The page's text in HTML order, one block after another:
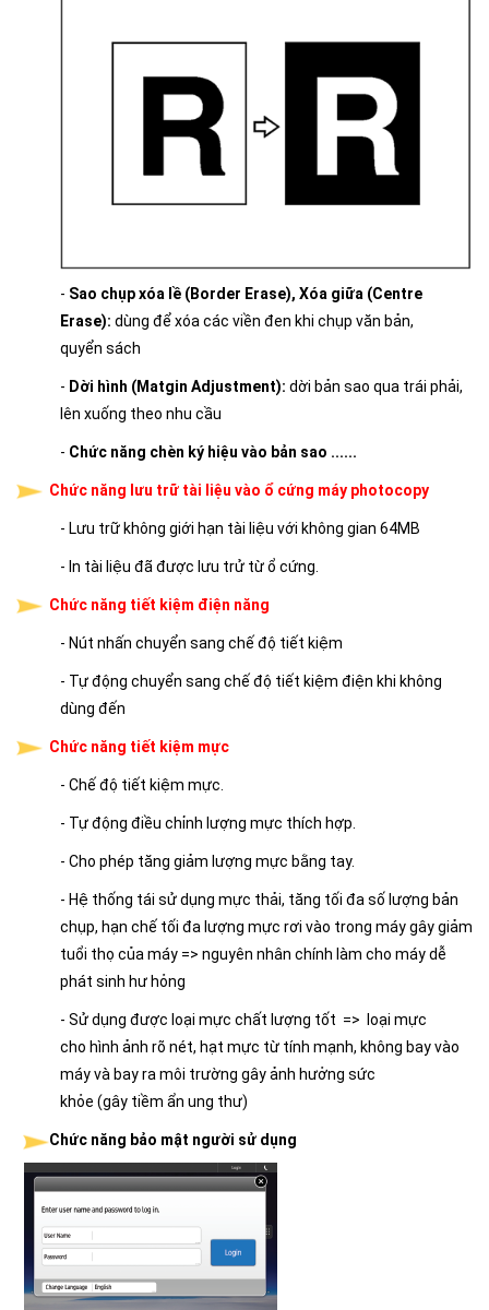
- Sao chụp xóa lề (Border Erase), Xóa giữa (Centre
Erase): dùng để xóa các viền đen khi chụp văn bản,
quyển sách
- Dời hình (Matgin Adjustment): dời bản sao qua trái phải,
lên xuống theo nhu cầu
- Chức năng chèn ký hiệu vào bản sao ......
Chức năng lưu trữ tài liệu vào ổ cứng máy photocopy
- Lưu trữ không giới hạn tài liệu với không gian 64MB
- In tài liệu đã được lưu trử từ ổ cứng.​
Chức năng tiết kiệm điện năng
- Nút nhấn chuyển sang chế độ tiết kiệm
- Tự động chuyển sang chế độ tiết kiệm điện khi không
dùng đến
Chức năng tiết kiệm mực
- Chế độ tiết kiệm mực.
- Tự động điều chỉnh lượng mực thích hợp.
- Cho phép tăng giảm lượng mực bằng tay.
- Hệ thống tái sử dụng mực thải, tăng tối đa số lượng bản
chụp, hạn chế tối đa lượng mực rơi vào trong máy gây giảm
tuổi thọ của máy => nguyên nhân chính làm cho máy dễ
phát sinh hư hỏng
- Sử dụng được loại mực chất lượng tốt => loại mực
cho hình ảnh rõ nét, hạt mực từ tính mạnh, không bay vào
máy và bay ra môi trường gây ảnh hưởng sức
khỏe (gây tiềm ẩn ung thư)
Chức năng bảo mật người sử dụng